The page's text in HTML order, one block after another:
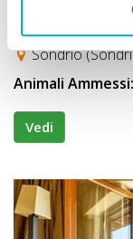
Hotel Europa
Sondrio
Animali Ammessi:
Vedi